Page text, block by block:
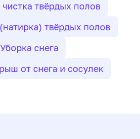
твёрдых полов
твёрдых полов
Уборка снега
от снега и сосулек